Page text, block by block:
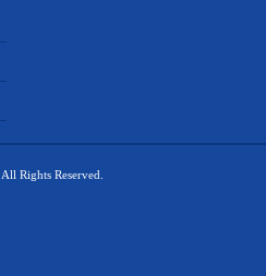
. All Rights Reserved.